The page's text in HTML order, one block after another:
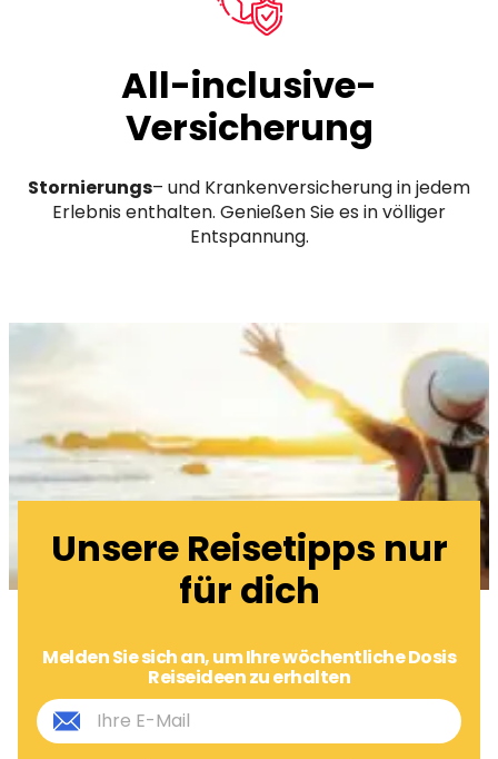
All-inclusive-
Versicherung
Stornierungs– und Krankenversicherung in jedem
Erlebnis enthalten. Genießen Sie es in völliger
Entspannung.
Unsere Reisetipps nur
für dich
Melden Sie sich an, um Ihre wöchentliche Dosis
Reiseideen zu erhalten